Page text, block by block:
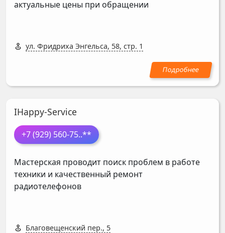
актуальные цены при обращении
ул. Фридриха Энгельса, 58, стр. 1
IHappy-Service
+7 (929) 560-75..**
Мастерская проводит поиск проблем в работе
техники и качественный ремонт
радиотелефонов
Благовещенский пер., 5